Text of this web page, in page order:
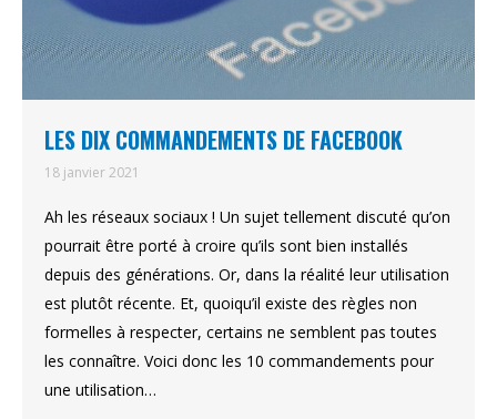
LES DIX COMMANDEMENTS DE FACEBOOK
18 janvier 2021
Ah les réseaux sociaux ! Un sujet tellement discuté qu’on
pourrait être porté à croire qu’ils sont bien installés
depuis des générations. Or, dans la réalité leur utilisation
est plutôt récente. Et, quoiqu’il existe des règles non
formelles à respecter, certains ne semblent pas toutes
les connaître. Voici donc les 10 commandements pour
une utilisation…